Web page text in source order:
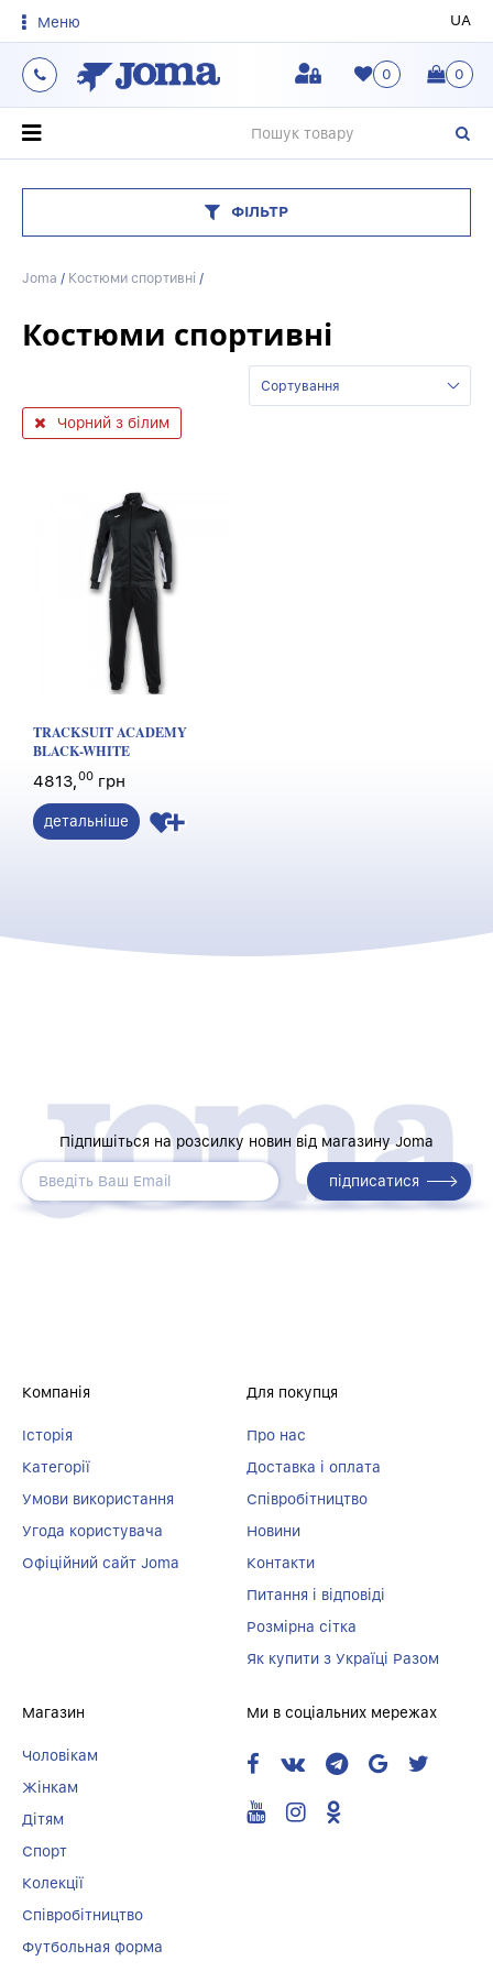
Меню UA
0
0
ФІЛЬТР
Joma / Костюми спортивні /
Костюми спортивні
Сортування
Чорний з білим
TRACKSUIT ACADEMY
BLACK-WHITE
4813,00 грн
детальніше
Підпишіться на розсилку новин від магазину Joma
Компанія
Історія
Категорії
Умови використання
Угода користувача
Офіційний сайт Joma
Для покупця
Про нас
Доставка і оплата
Співробітництво
Новини
Контакти
Питання і відповіді
Розмірна сітка
Як купити з Україці Разом
Магазин
Чоловікам
Жінкам
Дітям
Спорт
Колекції
Співробітництво
Футбольная форма
Ми в соціальних мережах